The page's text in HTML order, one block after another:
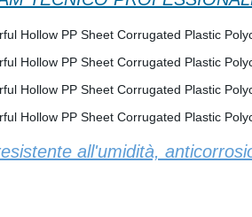
all'umidità,